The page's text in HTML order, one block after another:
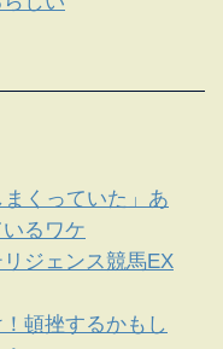
くっていた」あ
るワケ
リジェンス競馬EX
頓挫するかもし